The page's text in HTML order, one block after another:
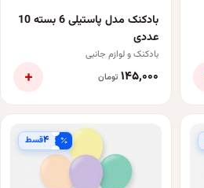
بادکنک مدل پاستیلی 6 بسته 10
عددی
بادکنک و لوازم جانبی
۱۴۵٬۰۰۰ تومان +
۴قسط